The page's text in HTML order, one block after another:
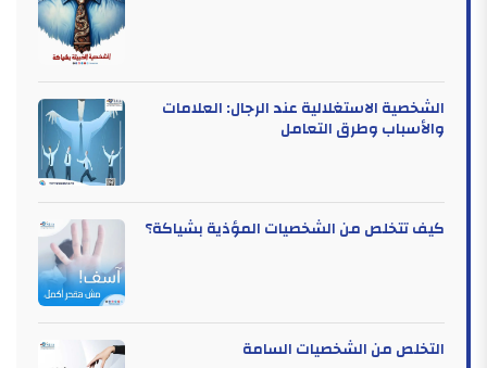
الشخصية الاستغلالية عند الرجال: العلامات
والأسباب وطرق التعامل
كيف تتخلص من الشخصيات المؤذية بشياكة؟
التخلص من الشخصيات السامة